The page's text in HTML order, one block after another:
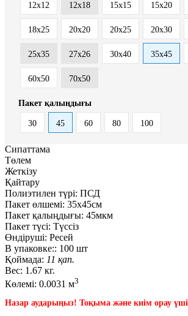
12x12 12x18 15x15 15x20
18x25 20x20 20x25 20x30
25x35 27x26 30x40 35x45
60x50 70x50
Пакет қалыңдығы
30 45 60 80 100
Сипаттама
Төлем
Жеткізу
Қайтару
Полиэтилен түрі: ПСД
Пакет өлшемі: 35x45см
Пакет қалыңдығы: 45мкм
Пакет түсі: Түссіз
Өндіруші: Ресей
В упаковке:: 100 шт
Қоймада: 11 қап.
Вес: 1.67 кг.
Көлемі: 0.0031 м3
Назар аударыңыз! Тоқыма және киім орау